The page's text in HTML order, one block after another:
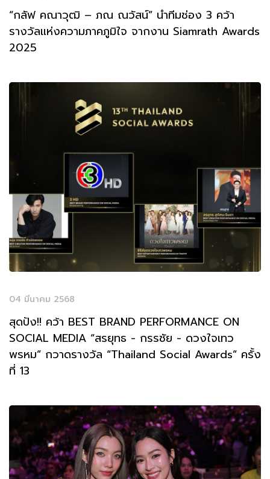
“กลัฟ คณาวุฒิ – ภณ ณวัสน์” นำทีมช่อง 3 คว้า
รางวัลแห่งความภาคภูมิใจ จากงาน Siamrath Awards
2025
04 มีนาคม 2568
สุดปัง!! คว้า BEST BRAND PERFORMANCE ON
SOCIAL MEDIA “สรยุทธ - กรรชัย - ดวงใจเทว
พรหม” กวาดรางวัล “Thailand Social Awards” ครั้ง
ที่ 13